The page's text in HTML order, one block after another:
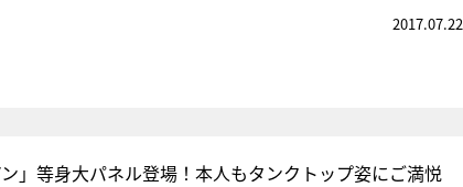
2017.07.22
」等身大パネル登場！本人もタンクトップ姿にご満悦